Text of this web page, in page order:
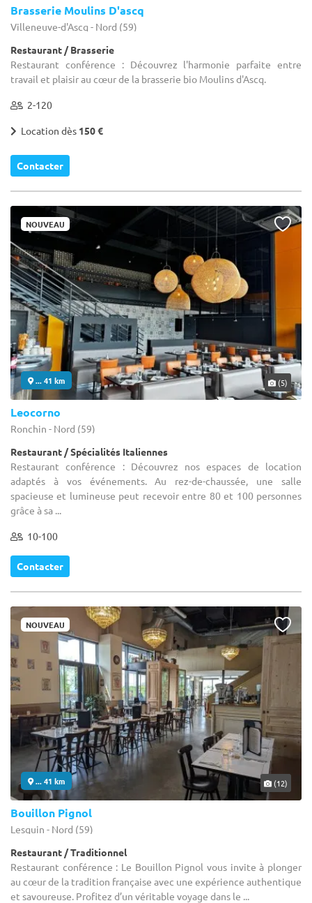
Brasserie Moulins D'ascq
Villeneuve-d'Ascq - Nord (59)
Restaurant / Brasserie
Restaurant conférence : Découvrez l'harmonie parfaite entre
travail et plaisir au cœur de la brasserie bio Moulins d'Ascq.
2-120
Location dès 150 €
Contacter
NOUVEAU
... 41 km (5)
Leocorno
Ronchin - Nord (59)
Restaurant / Spécialités Italiennes
Restaurant conférence : Découvrez nos espaces de location
adaptés à vos événements. Au rez-de-chaussée, une salle
spacieuse et lumineuse peut recevoir entre 80 et 100 personnes
grâce à sa ...
10-100
Contacter
NOUVEAU
... 41 km (12)
Bouillon Pignol
Lesquin - Nord (59)
Restaurant / Traditionnel
Restaurant conférence : Le Bouillon Pignol vous invite à plonger
au cœur de la tradition française avec une expérience authentique
et savoureuse. Profitez d’un véritable voyage dans le ...